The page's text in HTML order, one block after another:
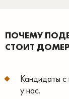
ПОЧЕМУ
СТОИТ
Кандидаты
у нас.